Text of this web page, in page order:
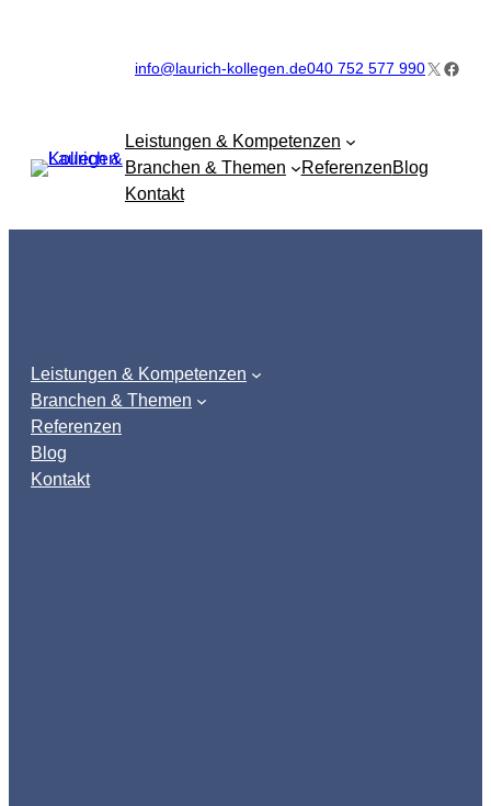
info@laurich-kollegen.de040 752 577 990X
Leistungen & Kompetenzen
Branchen & Themen
ReferenzenBlog
Kontakt
Leistungen & Kompetenzen
Branchen & Themen
Referenzen
Blog
Kontakt